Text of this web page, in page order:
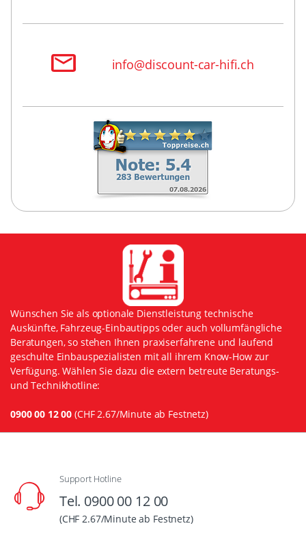
info@discount-car-hifi.ch
Wünschen Sie als optionale Dienstleistung technische
Auskünfte, Fahrzeug-Einbautipps oder auch vollumfängliche
Beratungen, so stehen Ihnen praxiserfahrene und laufend
geschulte Einbauspezialisten mit all ihrem Know-How zur
Verfügung. Wählen Sie dazu die extern betreute Beratungs-
und Technikhotline:
0900 00 12 00 (CHF 2.67/Minute ab Festnetz)
Support Hotline
Tel. 0900 00 12 00
(CHF 2.67/Minute ab Festnetz)